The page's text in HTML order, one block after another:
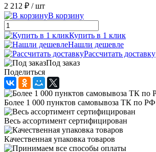
2 212 ₽ / шт
В корзину
Купить в 1 клик
Нашли дешевле
Рассчитать доставку
Под заказ
Поделиться
Более 1 000 пунктов самовывоза ТК по РФ
Весь ассортимент сертифицирован
Качественная упаковка товаров